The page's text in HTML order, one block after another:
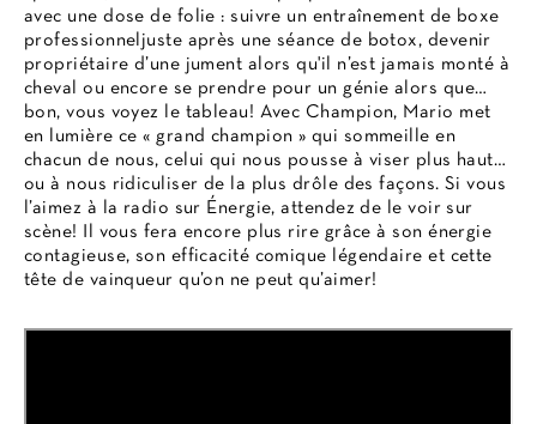
avec une dose de folie : suivre un entraînement de boxe
professionneljuste après une séance de botox, devenir
propriétaire d’une jument alors qu'il n’est jamais monté à
cheval ou encore se prendre pour un génie alors que…
bon, vous voyez le tableau! Avec Champion, Mario met
en lumière ce « grand champion » qui sommeille en
chacun de nous, celui qui nous pousse à viser plus haut…
ou à nous ridiculiser de la plus drôle des façons. Si vous
l’aimez à la radio sur Énergie, attendez de le voir sur
scène! Il vous fera encore plus rire grâce à son énergie
contagieuse, son efficacité comique légendaire et cette
tête de vainqueur qu’on ne peut qu’aimer!